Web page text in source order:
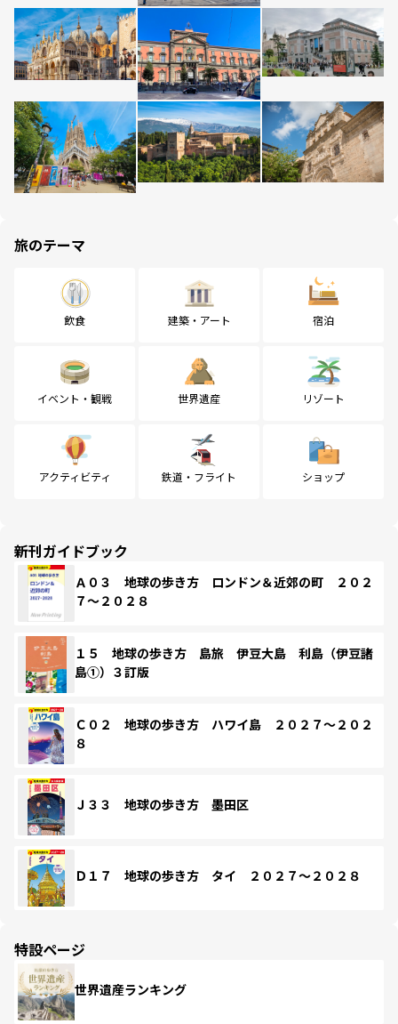
旅のテーマ
飲食 建築・アート 宿泊
イベント・観戦 世界遺産 リゾート
アクティビティ 鉄道・フライト ショップ
新刊ガイドブック
Ａ０３ 地球の歩き方 ロンドン＆近郊の町 ２０２
７～２０２８
１５ 地球の歩き方 島旅 伊豆大島 利島（伊豆諸
島①）３訂版
Ｃ０２ 地球の歩き方 ハワイ島 ２０２７～２０２
８
Ｊ３３ 地球の歩き方 墨田区
Ｄ１７ 地球の歩き方 タイ ２０２７～２０２８
特設ページ
世界遺産ランキング